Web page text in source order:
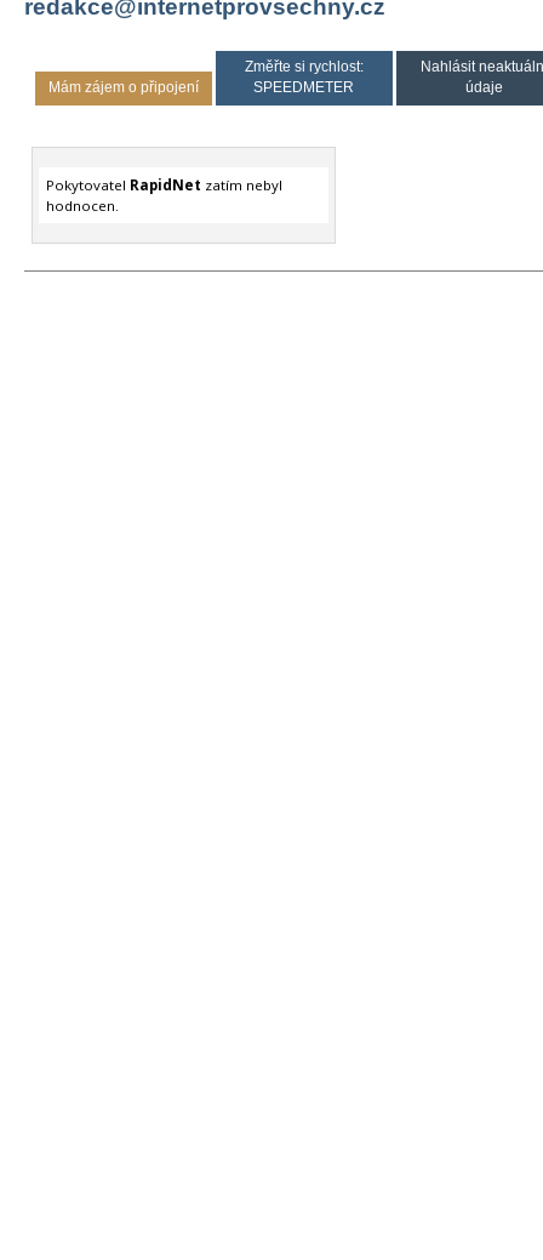
redakce@internetprovsechny.cz
Mám zájem o připojení
Změřte si rychlost:
SPEEDMETER
Nahlásit
údaje
Pokytovatel RapidNet zatím nebyl
hodnocen.